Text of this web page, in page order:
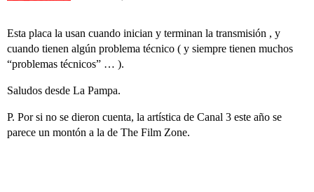
Esta placa la usan cuando inician y terminan la transmisión , y
cuando tienen algún problema técnico ( y siempre tienen muchos
“problemas técnicos” … ).
Saludos desde La Pampa.
P. Por si no se dieron cuenta, la artística de Canal 3 este año se
parece un montón a la de The Film Zone.